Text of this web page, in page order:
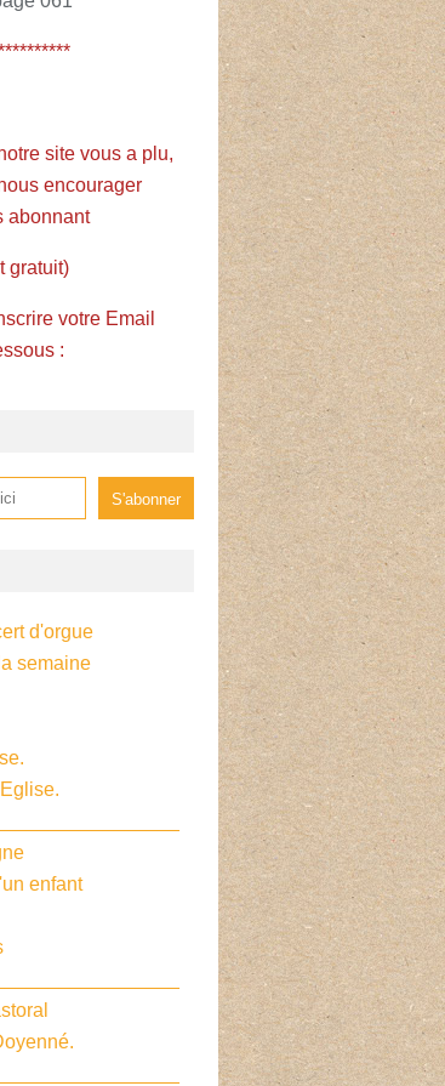
d'orgue
semaine
enfant
site vous a plu,
encourager
abonnant
gratuit)
votre Email
: